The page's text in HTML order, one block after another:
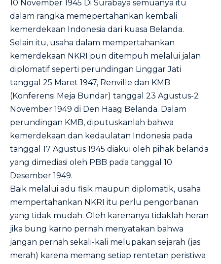
10 November 1945 Di Surabaya semuanya itu
dalam rangka memepertahankan kembali
kemerdekaan Indonesia dari kuasa Belanda.
Selain itu, usaha dalam mempertahankan
kemerdekaan NKRI pun ditempuh melalui jalan
diplomatif seperti perundingan Linggar Jati
tanggal 25 Maret 1947, Renville dan KMB
(Konferensi Meja Bundar) tanggal 23 Agustus-2
November 1949 di Den Haag Belanda. Dalam
perundingan KMB, diputuskanlah bahwa
kemerdekaan dan kedaulatan Indonesia pada
tanggal 17 Agustus 1945 diakui oleh pihak belanda
yang dimediasi oleh PBB pada tanggal 10
Desember 1949.
Baik melalui adu fisik maupun diplomatik, usaha
mempertahankan NKRI itu perlu pengorbanan
yang tidak mudah. Oleh karenanya tidaklah heran
jika bung karno pernah menyatakan bahwa
jangan pernah sekali-kali melupakan sejarah (jas
merah) karena memang setiap rentetan peristiwa